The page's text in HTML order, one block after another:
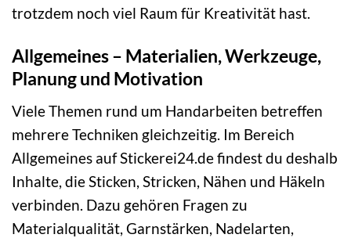
trotzdem noch viel Raum für Kreativität hast.
Allgemeines – Materialien, Werkzeuge,
Planung und Motivation
Viele Themen rund um Handarbeiten betreffen
mehrere Techniken gleichzeitig. Im Bereich
Allgemeines auf Stickerei24.de findest du deshalb
Inhalte, die Sticken, Stricken, Nähen und Häkeln
verbinden. Dazu gehören Fragen zu
Materialqualität, Garnstärken, Nadelarten,